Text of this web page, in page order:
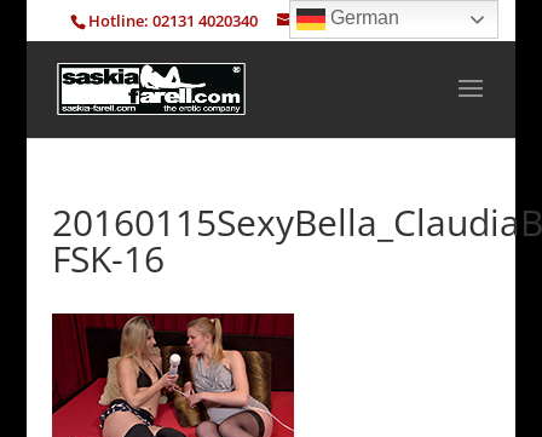
Hotline: 02131 4020340 info@saskia-farell.com
FSK-16
German